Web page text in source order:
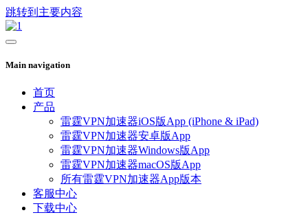
跳转到主要内容
Main navigation
首页
产品
雷霆VPN加速器iOS版App (iPhone & iPad)
雷霆VPN加速器安卓版App
雷霆VPN加速器Windows版App
雷霆VPN加速器macOS版App
所有雷霆VPN加速器App版本
客服中心
下载中心